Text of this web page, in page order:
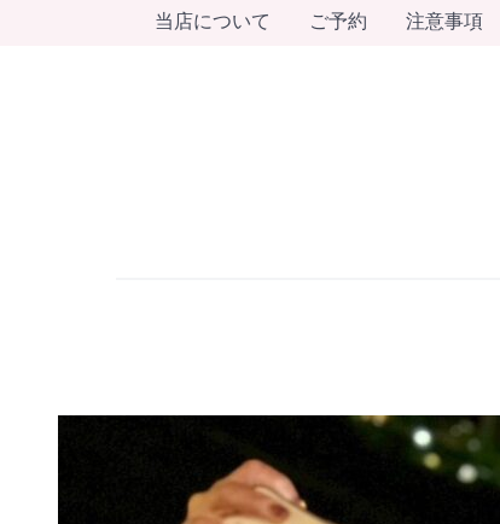
当店について ご予約 注意事項